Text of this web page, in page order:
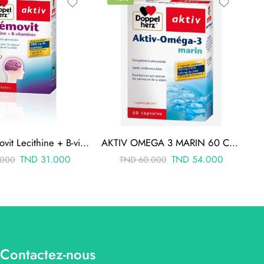
AKTIV Memovit Lecithine + B-vitamines 30 Comprimes
TND 31.000
AKTIV OMEGA 3 MARIN 60 CAPSULES
TND60.000 TND54.000
Contactez-nous